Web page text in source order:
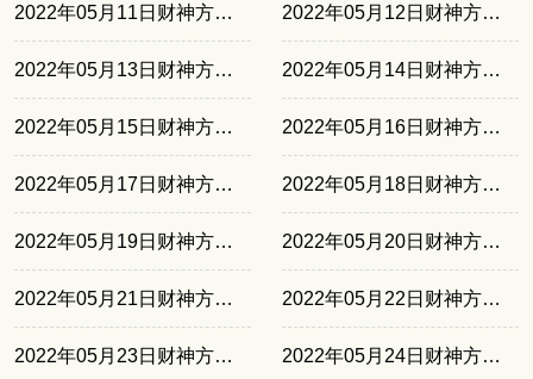
2022年05月11日财神方位东北 2022年05月12日财神方位东北
2022年05月13日财神方位西南 2022年05月14日财神方位西南
2022年05月15日财神方位正北 2022年05月16日财神方位正北
2022年05月17日财神方位正东 2022年05月18日财神方位正东
2022年05月19日财神方位正南 2022年05月20日财神方位正南
2022年05月21日财神方位东北 2022年05月22日财神方位东北
2022年05月23日财神方位西南 2022年05月24日财神方位西南